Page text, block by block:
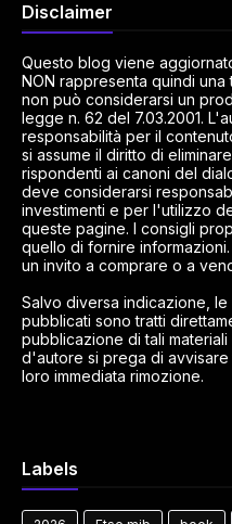
Disclaimer
Questo blog viene
NON rappresenta quindi una
non può considerarsi un
legge n. 62 del 7.03.2001.
responsabilità per il
si assume il diritto di
rispondenti ai canoni del
deve considerarsi
investimenti e per l'utilizzo
queste pagine. I consigli
quello di fornire
un invito a comprare o a
Salvo diversa indicazione, le
pubblicati sono tratti
pubblicazione di tali
d'autore si prega di
loro immediata rimozione.
Labels